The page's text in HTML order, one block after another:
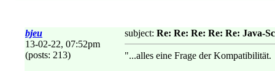
bjeu
13-02-22, 07:52pm
(posts: 213)
subject: Re: Re: Re: Re: Re: Java-
"...alles eine Frage der Kompatibilität.